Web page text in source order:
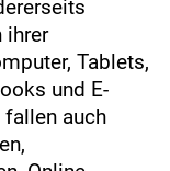
ihrer
Tablets,
und E-
fallen auch